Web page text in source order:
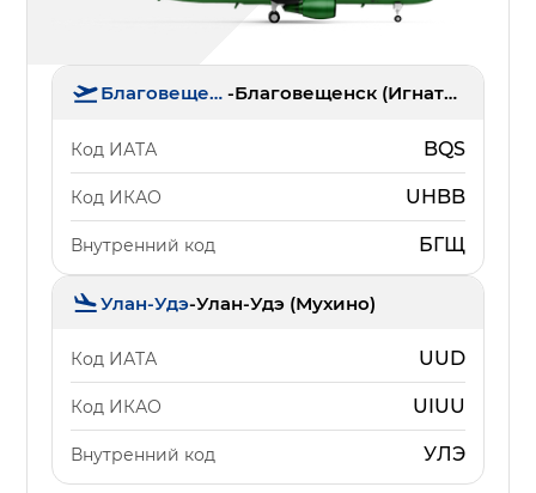
Благовещенск - Благовещенск (Игнатьево)
Код ИАТА BQS
Код ИКАО UHBB
Внутренний код БГЩ
Улан-Удэ-Улан-Удэ (Мухино)
Код ИАТА UUD
Код ИКАО UIUU
Внутренний код УЛЭ